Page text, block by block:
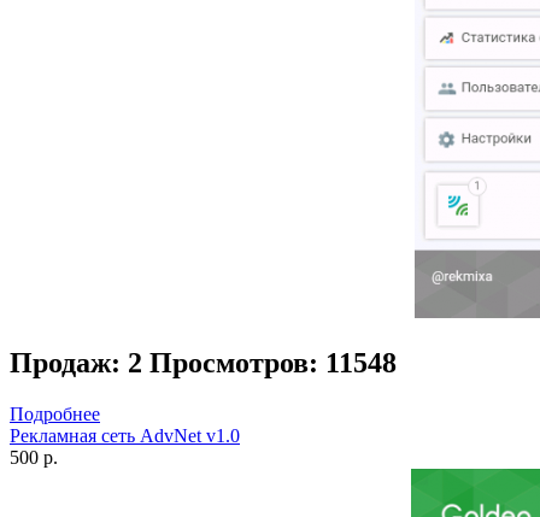
Продаж: 2 Просмотров: 11548
Подробнее
Рекламная сеть AdvNet v1.0
500 р.